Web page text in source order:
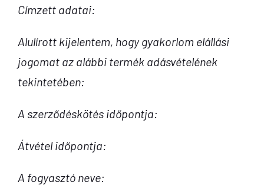
Címzett adatai:
Alulírott kijelentem, hogy gyakorlom elállási
jogomat az alábbi termék adásvételének
tekintetében:
A szerződéskötés időpontja:
Átvétel időpontja:
A fogyasztó neve: